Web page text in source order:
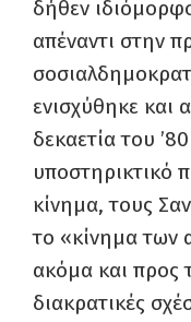
δήθεν
απέναντι στην
ενισχύθηκε και
δεκαετία του
υποστηρικτικό
κίνημα, τους
το «κίνημα των
ακόμα και προς
διακρατικές